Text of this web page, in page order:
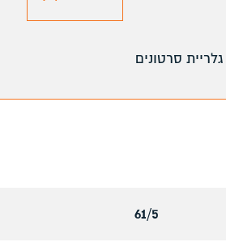
גלריית סרטונים
61/5